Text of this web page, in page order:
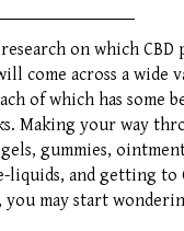
on which CBD
come across a wide
of which has some
Making your way
gummies,
liquids, and getting to
you may start